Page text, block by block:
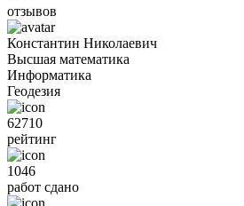
отзывов
Константин Николаевич
Высшая математика
Информатика
Геодезия
62710
рейтинг
1046
работ сдано